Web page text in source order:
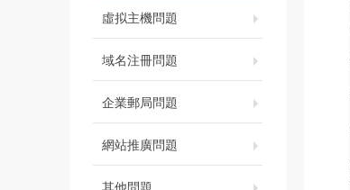
虛拟主機問題
域名注冊問題
企業郵局問題
網站推廣問題
其他問題